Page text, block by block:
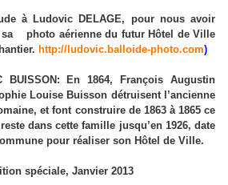
à Ludovic DELAGE, pour nous avoir
photo aérienne du futur Hôtel de Ville
http://ludovic.balloide-photo.com)
BUISSON: En 1864, François Augustin
Louise Buisson détruisent l’ancienne
et font construire de 1863 à 1865 ce
dans cette famille jusqu’en 1926, date
pour réaliser son Hôtel de Ville.
spéciale, Janvier 2013